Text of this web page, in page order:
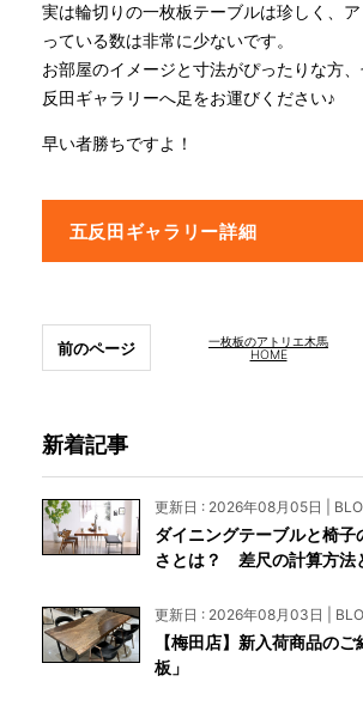
実は輪切りの一枚板テーブルは珍しく、
っている数は非常に少ないです。
お部屋のイメージと寸法がぴったりな方
反田ギャラリーへ足をお運びください♪
早い者勝ちですよ！
五反田ギャラリー詳細
一枚板のアトリエ木馬
HOME
前のページ
新着記事
更新日 : 2026年08月05日 |
ダイニングテーブルと椅子
さとは？ 差尺の計算方法
更新日 : 2026年08月03日 |
【梅田店】新入荷商品の
板」